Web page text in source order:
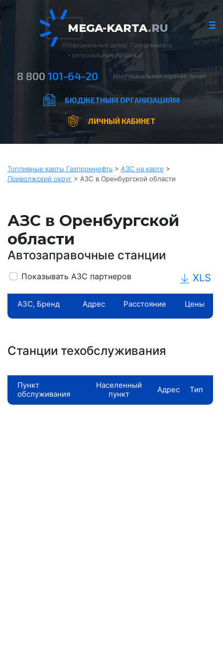
MEGA-KARTA.RU
Официальный дилер “Газпромнефть
– региональные продажи”
8 800 101-64-20 Многоканальная горячая линия
БЮДЖЕТНЫМ ОРГАНИЗАЦИЯМ
ЛИЧНЫЙ КАБИНЕТ
Топливные карты Газпромнефть > АЗС на карте >
Приволжский округ > АЗС в Оренбургской области
АЗС в Оренбургской
области
Автозаправочные станции
Показывать АЗС партнеров XLS
АЗС, Бренд Адрес Расстояние Цены
Станции техобслуживания
Пункт
обслуживания
Населенный
пункт
Адрес Тип